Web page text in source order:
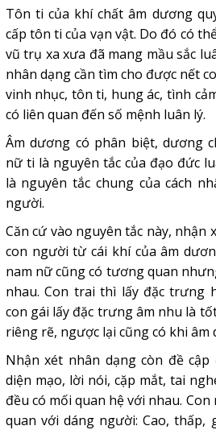
Tôn ti của khí chất âm dương
cấp tôn ti của vạn vật. Do đó có
vũ trụ xa xưa đã mang mầu sắc
nhân dạng cần tìm cho được nết
vinh nhục, tôn ti, hung ác, tình
có liên quan đến số mệnh luân lý.
Âm dương có phân biệt, dương
nữ ti là nguyên tắc của đạo đức
là nguyên tắc chung của cách
người.
Căn cứ vào nguyên tắc này, nhận
con người từ cái khí của âm
nam nữ cũng có tương quan
nhau. Con trai thì lấy đặc trưng
con gái lấy đặc trưng âm nhu là
riêng rẽ, ngược lại cũng có khi âm
Nhận xét nhân dạng còn đề
diện mạo, lời nói, cặp mắt, tai
đều có mối quan hệ với nhau.
quan với dáng người: Cao, thấp,